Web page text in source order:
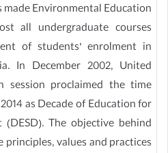
Environmental Education
all undergraduate courses
of students’ enrolment in
In December 2002, United
proclaimed the time
as Decade of Education for
(DESD). The objective behind
values and practices